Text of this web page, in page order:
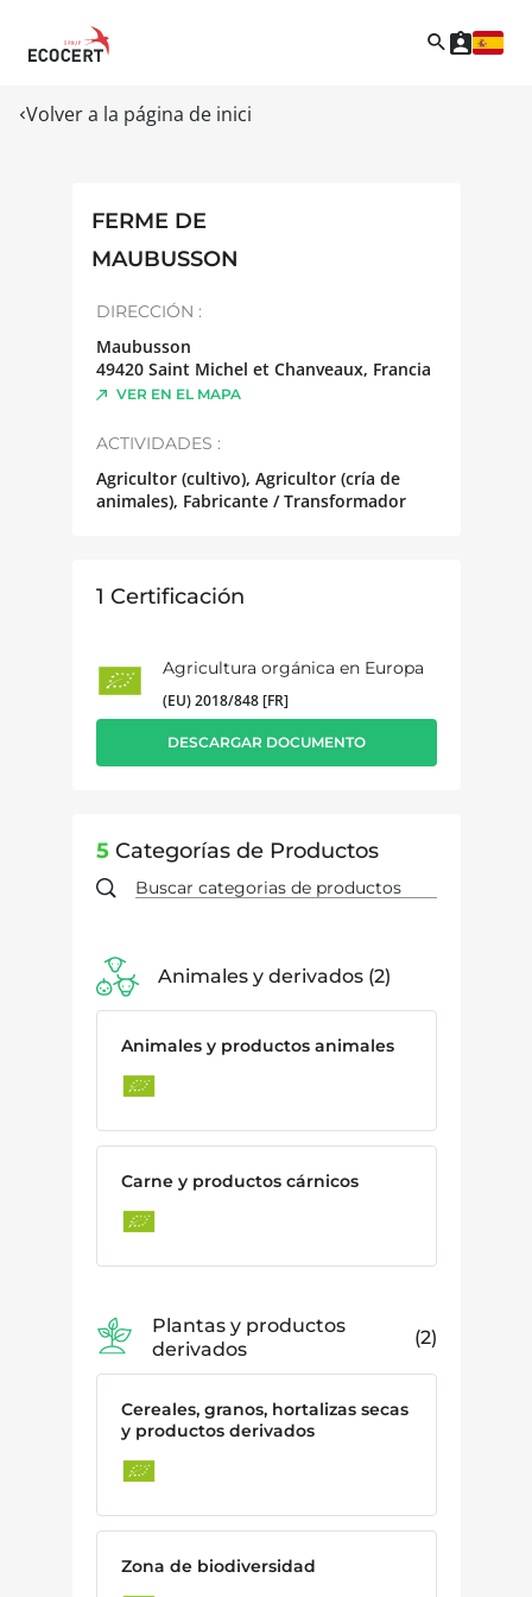
Volver a la página de inici
FERME DE
MAUBUSSON
DIRECCIÓN :
Maubusson
49420 Saint Michel et Chanveaux, Francia
VER EN EL MAPA
ACTIVIDADES :
Agricultor (cultivo), Agricultor (cría de
animales), Fabricante / Transformador
1 Certificación
Agricultura orgánica en Europa
(EU) 2018/848 [FR]
DESCARGAR DOCUMENTO
5Categorías de Productos
Animales y derivados 2
Animales y productos animales
Carne y productos cárnicos
Plantas y productos
derivados
2
Cereales, granos, hortalizas secas
y productos derivados
Zona de biodiversidad